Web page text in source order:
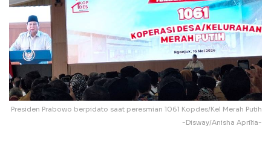
Presiden Prabowo berpidato saat peresmian 1061 Kopdes/Kel Merah Putih
-Disway/Anisha Aprilia-